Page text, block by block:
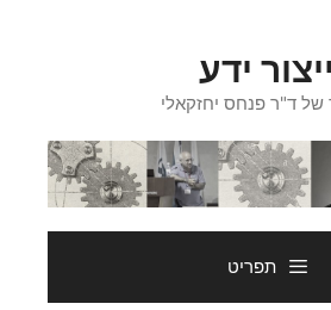
ייצור ידע
ד"ר פנחס יחזקאלי
תפריט